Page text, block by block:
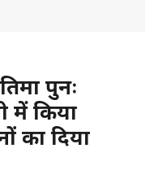
पुनः
में किया
का दिया